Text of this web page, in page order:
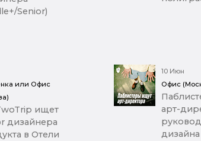
Senior)
или Офис
ищет
дизайнера
в Отели
10 Июн
Офис
арт-
дизайна